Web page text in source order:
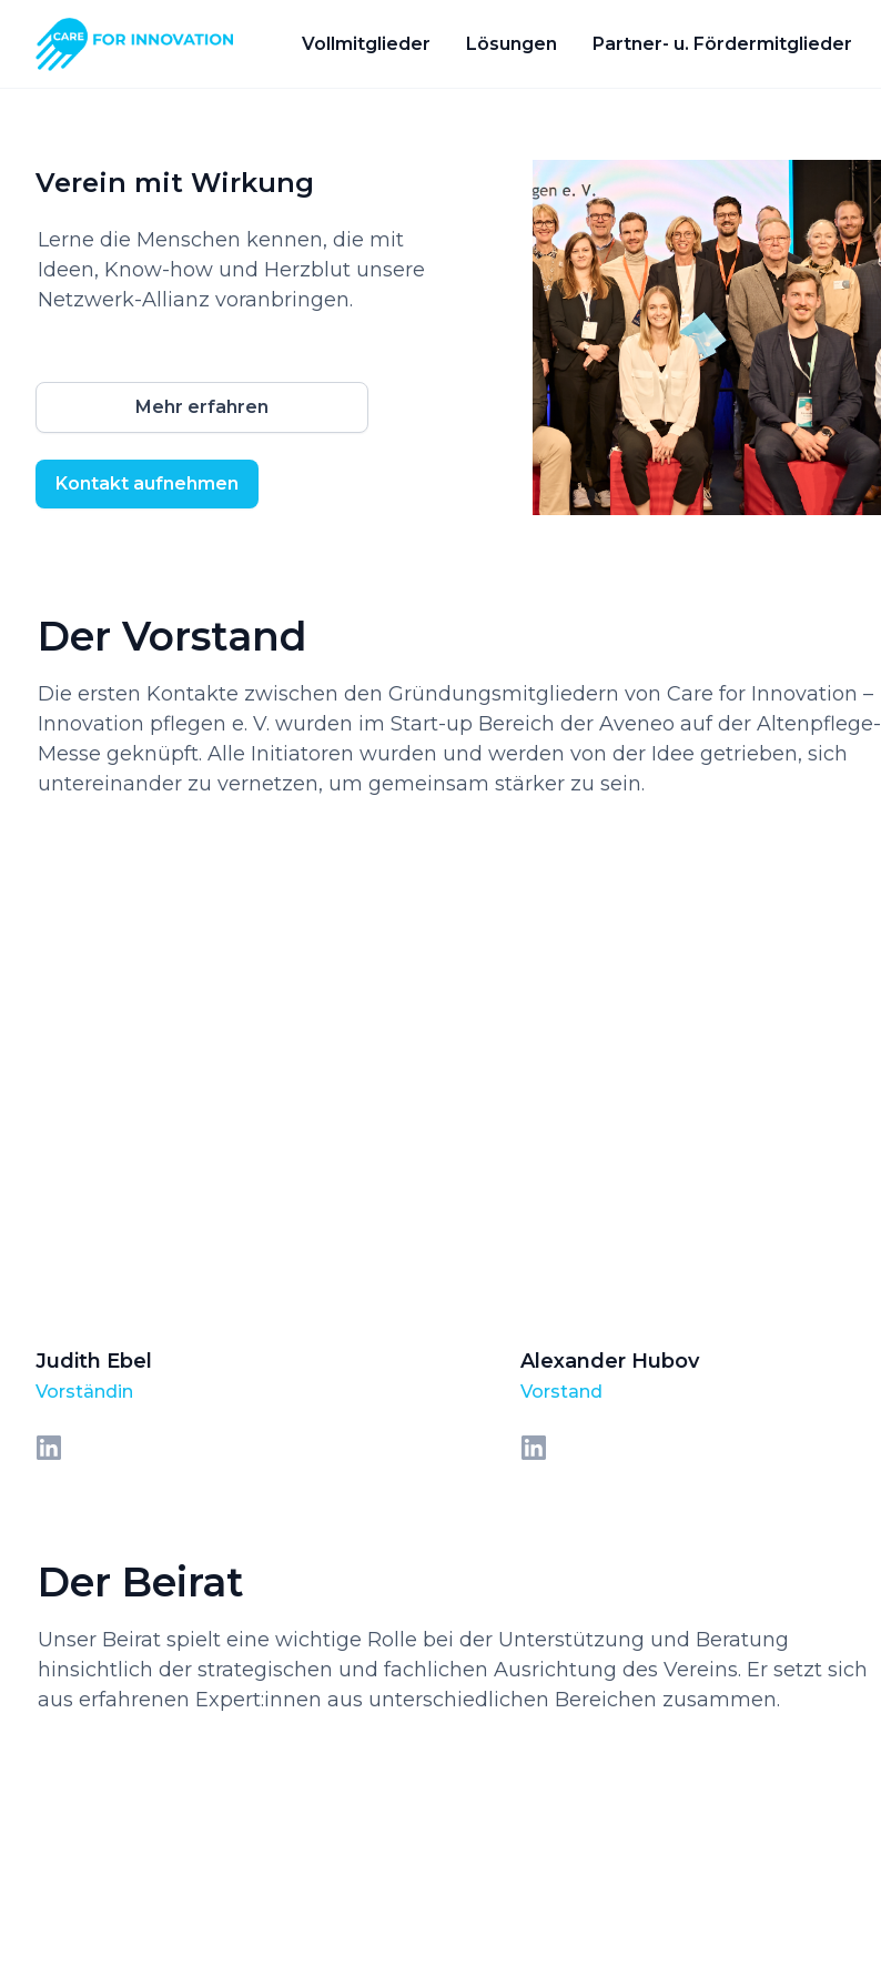
Vollmitglieder Lösungen Partner- u. Fördermitglieder
Verein mit Wirkung
Lerne die Menschen kennen, die mit
Ideen, Know-how und Herzblut unsere
Netzwerk-Allianz voranbringen.
Mehr erfahren
Kontakt aufnehmen
Der Vorstand
Die ersten Kontakte zwischen den Gründungsmitgliedern von Care for Innovation –
Innovation pflegen e. V. wurden im Start-up Bereich der Aveneo auf der Altenpflege-
Messe geknüpft. Alle Initiatoren wurden und werden von der Idee getrieben, sich
untereinander zu vernetzen, um gemeinsam stärker zu sein.
Judith Ebel
Vorständin
Alexander Hubov
Vorstand
Der Beirat
Unser Beirat spielt eine wichtige Rolle bei der Unterstützung und Beratung
hinsichtlich der strategischen und fachlichen Ausrichtung des Vereins. Er setzt sich
aus erfahrenen Expert:innen aus unterschiedlichen Bereichen zusammen.